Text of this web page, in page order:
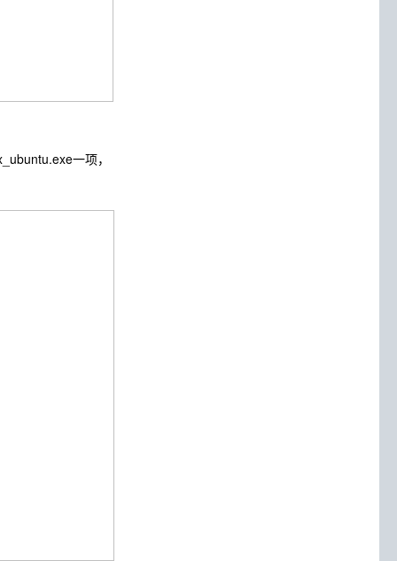
一项，